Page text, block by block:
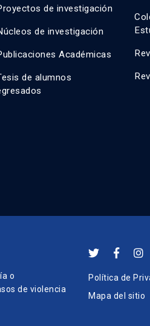
de investigación
de investigación
Académicas
de alumnos
o
de violencia
Política de
Mapa del sitio